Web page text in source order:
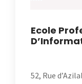
Ecole
52, Rue